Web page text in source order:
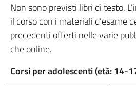
Non sono previsti libri di testo.
il corso con i materiali d’esame
precedenti offerti nelle varie
che online.
Corsi per adolescenti (età: 14-